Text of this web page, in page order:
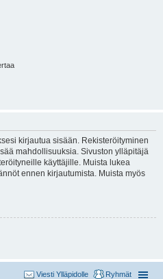
kirjautua sisään. Rekisteröityminen
mahdollisuuksia. Sivuston ylläpitäjä
käyttäjille. Muista lukea
ennen kirjautumista. Muista myös
Ryhmät
Viesti Ylläpidolle